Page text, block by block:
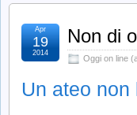
Non di
Oggi on line
Apr
19
2014
Un ateo